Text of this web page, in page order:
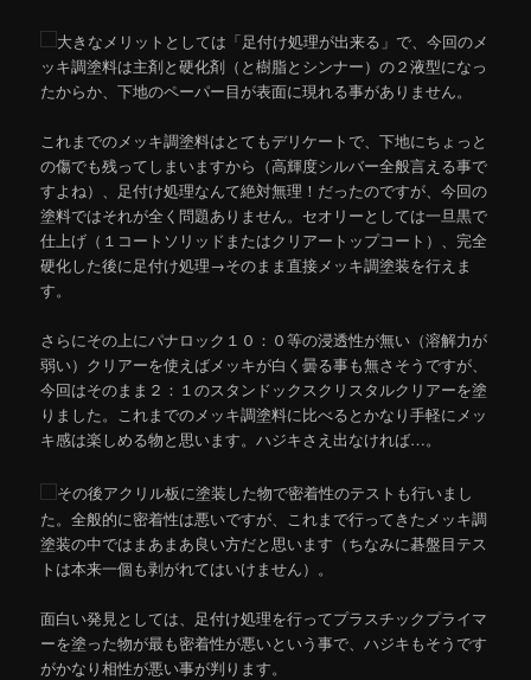
大きなメリットとしては「足付け処理が出来る」で、今回のメ
ッキ調塗料は主剤と硬化剤（と樹脂とシンナー）の２液型になっ
たからか、下地のペーパー目が表面に現れる事がありません。
これまでのメッキ調塗料はとてもデリケートで、下地にちょっと
の傷でも残ってしまいますから（高輝度シルバー全般言える事で
すよね）、足付け処理なんて絶対無理！だったのですが、今回の
塗料ではそれが全く問題ありません。セオリーとしては一旦黒で
仕上げ（１コートソリッドまたはクリアートップコート）、完全
硬化した後に足付け処理→そのまま直接メッキ調塗装を行えま
す。
さらにその上にパナロック１０：０等の浸透性が無い（溶解力が
弱い）クリアーを使えばメッキが白く曇る事も無さそうですが、
今回はそのまま２：１のスタンドックスクリスタルクリアーを塗
りました。これまでのメッキ調塗料に比べるとかなり手軽にメッ
キ感は楽しめる物と思います。ハジキさえ出なければ…。
その後アクリル板に塗装した物で密着性のテストも行いまし
た。全般的に密着性は悪いですが、これまで行ってきたメッキ調
塗装の中ではまあまあ良い方だと思います（ちなみに碁盤目テス
トは本来一個も剥がれてはいけません）。
面白い発見としては、足付け処理を行ってプラスチックプライマ
ーを塗った物が最も密着性が悪いという事で、ハジキもそうです
がかなり相性が悪い事が判ります。